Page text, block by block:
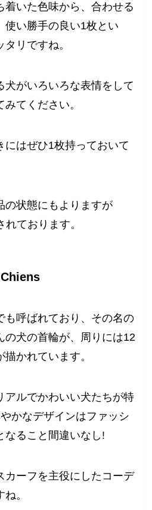
着いた色味から、合わせる
使い勝手の良い1枚とい
リですね。
犬がいろいろな表情をして
てください。
にはぜひ1枚持っておいて
の状態にもよりますが
ております。
も呼ばれており、その名の
の犬の首輪が、周りには12
かれています。
アルでかわいい犬たちが特
かなデザインはファッシ
なること間違いなし!
カーフを主役にしたコーデ
。